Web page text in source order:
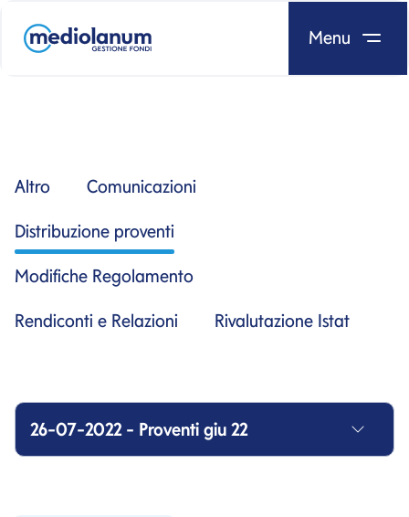
Salta al contenuto
Menu
Altro Comunicazioni
Distribuzione proventi
Modifiche Regolamento
Rendiconti e Relazioni Rivalutazione Istat
26-07-2022 - Proventi giu 22